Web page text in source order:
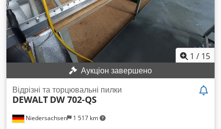
1 / 15
Аукціон завершено
Niedersachsen 1 517 km
Відрізні та торцювальні пилки
DEWALT DW 702-QS